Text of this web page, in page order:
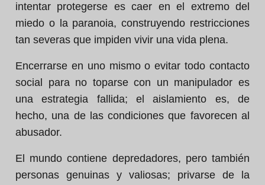
intentar protegerse es caer en el extremo del
miedo o la paranoia, construyendo restricciones
tan severas que impiden vivir una vida plena.
Encerrarse en uno mismo o evitar todo contacto
social para no toparse con un manipulador es
una estrategia fallida; el aislamiento es, de
hecho, una de las condiciones que favorecen al
abusador.
El mundo contiene depredadores, pero también
personas genuinas y valiosas; privarse de la